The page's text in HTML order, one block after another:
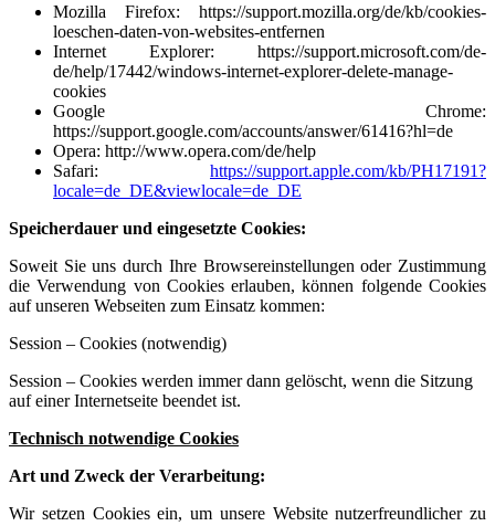
Mozilla Firefox: https://support.mozilla.org/de/kb/cookies-
loeschen-daten-von-websites-entfernen
Internet Explorer: https://support.microsoft.com/de-
de/help/17442/windows-internet-explorer-delete-manage-
cookies
Google Chrome:
https://support.google.com/accounts/answer/61416?hl=de
Opera: http://www.opera.com/de/help
Safari: https://support.apple.com/kb/PH17191?
locale=de_DE&viewlocale=de_DE
Speicherdauer und eingesetzte Cookies:
Soweit Sie uns durch Ihre Browsereinstellungen oder Zustimmung
die Verwendung von Cookies erlauben, können folgende Cookies
auf unseren Webseiten zum Einsatz kommen:
Session – Cookies (notwendig)
Session – Cookies werden immer dann gelöscht, wenn die Sitzung
auf einer Internetseite beendet ist.
Technisch notwendige Cookies
Art und Zweck der Verarbeitung:
Wir setzen Cookies ein, um unsere Website nutzerfreundlicher zu